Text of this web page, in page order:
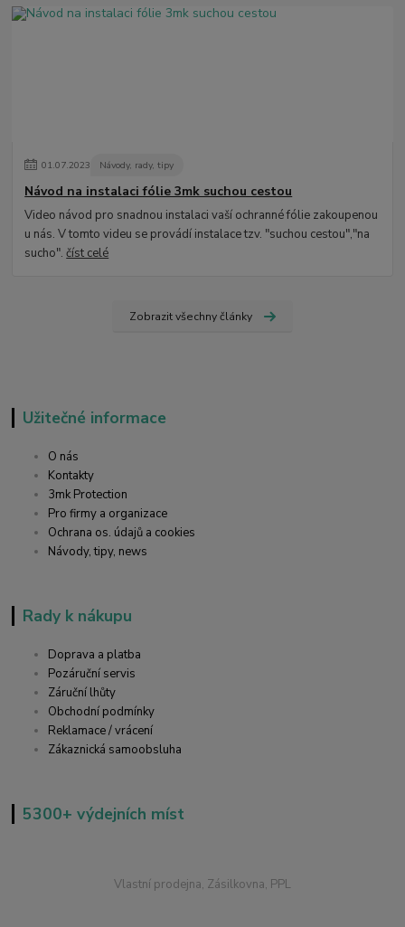
01.07.2023 Návody, rady, tipy
Návod na instalaci fólie 3mk suchou cestou
Video návod pro snadnou instalaci vaší ochranné fólie zakoupenou
u nás. V tomto videu se provádí instalace tzv. "suchou cestou","na
sucho".číst celé
Zobrazit všechny články
Užitečné informace
O nás
Kontakty
3mk Protection
Pro firmy a organizace
Ochrana os. údajů a cookies
Návody, tipy, news
Rady k nákupu
Doprava a platba
Pozáruční servis
Záruční lhůty
Obchodní podmínky
Reklamace / vrácení
Zákaznická samoobsluha
5300+ výdejních míst
Vlastní prodejna, Zásilkovna, PPL